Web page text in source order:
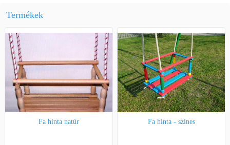
Termékek
Fa hinta natúr Fa hinta - színes